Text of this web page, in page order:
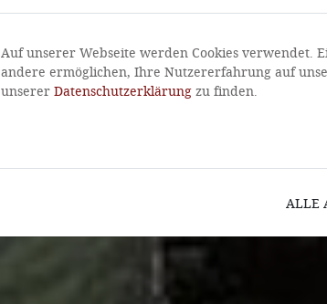
Auf unserer Webseite werden Cookies verwendet.
andere ermöglichen, Ihre Nutzererfahrung auf
unserer Datenschutzerklärung zu finden.
ALLE